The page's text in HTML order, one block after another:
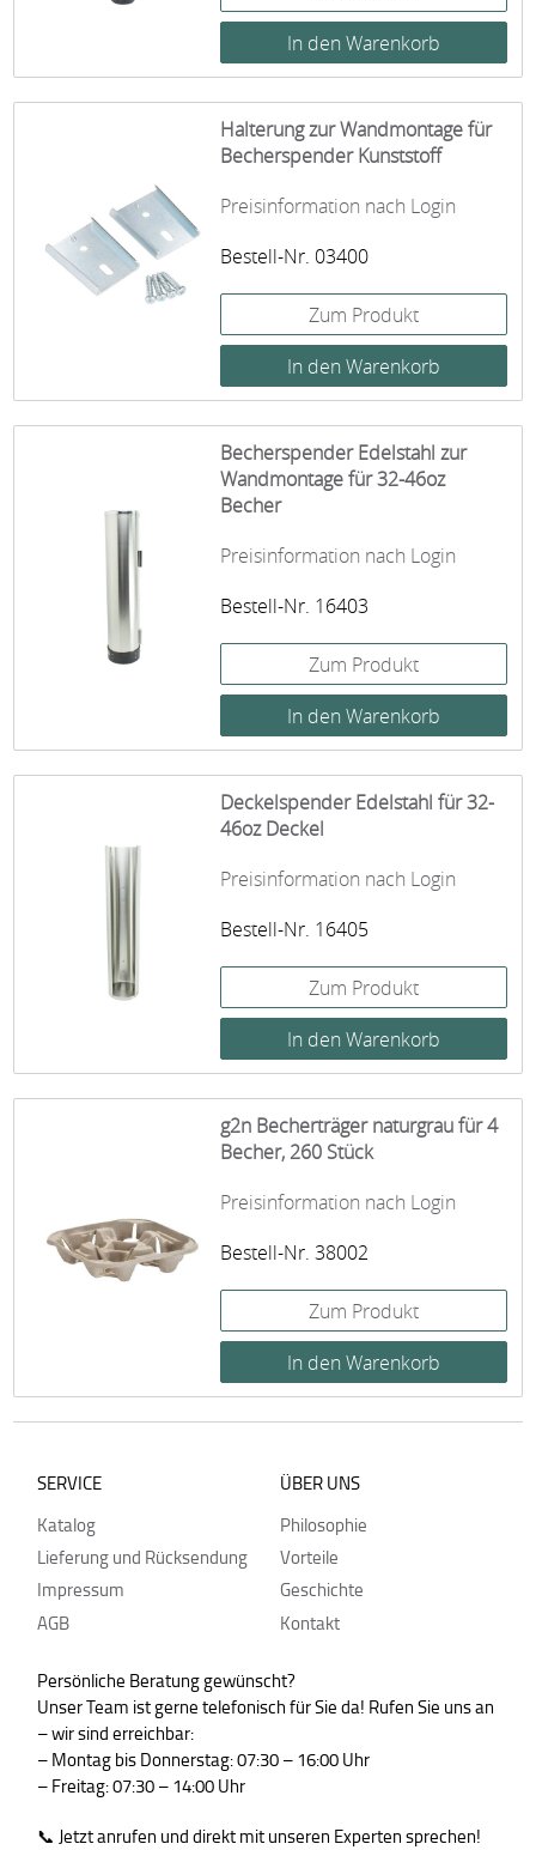
Halterung zur Wandmontage für
Becherspender Kunststoff
Preisinformation nach Login
Bestell-Nr. 03400
Zum Produkt
Becherspender Edelstahl zur
Wandmontage für 32-46oz
Becher
Preisinformation nach Login
Bestell-Nr. 16403
Zum Produkt
Deckelspender Edelstahl für 32-
46oz Deckel
Preisinformation nach Login
Bestell-Nr. 16405
Zum Produkt
g2n Becherträger naturgrau für 4
Becher, 260 Stück
Preisinformation nach Login
Bestell-Nr. 38002
Zum Produkt
SERVICE
Katalog
Lieferung und Rücksendung
Impressum
AGB
ÜBER UNS
Philosophie
Vorteile
Geschichte
Kontakt
Persönliche Beratung gewünscht?
Unser Team ist gerne telefonisch für Sie da! Rufen Sie uns an
– wir sind erreichbar:
– Montag bis Donnerstag: 07:30 – 16:00 Uhr
– Freitag: 07:30 – 14:00 Uhr
📞 Jetzt anrufen und direkt mit unseren Experten sprechen!